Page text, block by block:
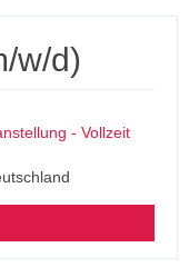
w/d)
- Vollzeit